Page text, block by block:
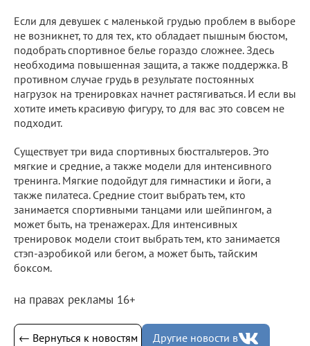
Если для девушек с маленькой грудью проблем в выборе
не возникнет, то для тех, кто обладает пышным бюстом,
подобрать спортивное белье гораздо сложнее. Здесь
необходима повышенная защита, а также поддержка. В
противном случае грудь в результате постоянных
нагрузок на тренировках начнет растягиваться. И если вы
хотите иметь красивую фигуру, то для вас это совсем не
подходит.
Существует три вида спортивных бюстгальтеров. Это
мягкие и средние, а также модели для интенсивного
тренинга. Мягкие подойдут для гимнастики и йоги, а
также пилатеса. Средние стоит выбрать тем, кто
занимается спортивными танцами или шейпингом, а
может быть, на тренажерах. Для интенсивных
тренировок модели стоит выбрать тем, кто занимается
стэп-аэробикой или бегом, а может быть, тайским
боксом.
на правах рекламы 16+
← Вернуться к новостям Другие новости в